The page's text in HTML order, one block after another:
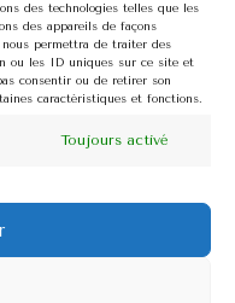
des technologies telles que les
des appareils de façons
permettra de traiter des
ou les ID uniques sur ce site et
consentir ou de retirer son
caractéristiques et fonctions.
Toujours activé